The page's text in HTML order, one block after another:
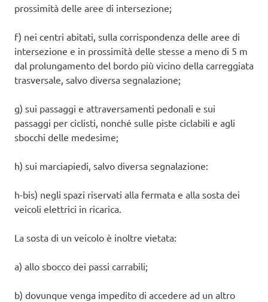
prossimità delle aree di intersezione;
f) nei centri abitati, sulla corrispondenza delle aree di
intersezione e in prossimità delle stesse a meno di 5 m
dal prolungamento del bordo più vicino della carreggiata
trasversale, salvo diversa segnalazione;
g) sui passaggi e attraversamenti pedonali e sui
passaggi per ciclisti, nonché sulle piste ciclabili e agli
sbocchi delle medesime;
h) sui marciapiedi, salvo diversa segnalazione:
h-bis) negli spazi riservati alla fermata e alla sosta dei
veicoli elettrici in ricarica.
La sosta di un veicolo è inoltre vietata:
a) allo sbocco dei passi carrabili;
b) dovunque venga impedito di accedere ad un altro